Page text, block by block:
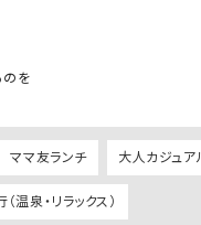
（エマテイラー）
（フレーバーティー）
（ゴートゥーハリウ
のを
ママ友ランチ 大人カジュア
（温泉・リラックス）